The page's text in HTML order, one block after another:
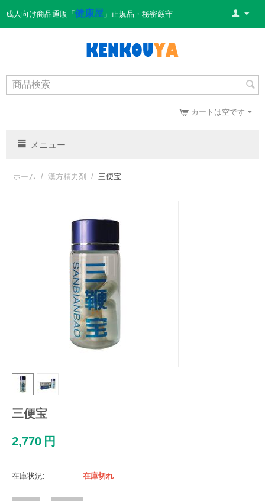
成人向け商品通販「 健康屋 」正規品・秘密厳守
カートは空です
メニュー
ホーム / 漢方精力剤 / 三便宝
三便宝
2,770 円
在庫状況: 在庫切れ